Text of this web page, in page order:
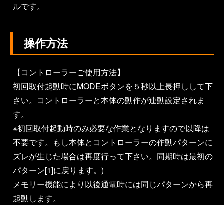
ルです。
操作方法
【コントローラーご使用方法】
初回取付起動時にMODEボタンを５秒以上長押しして下
さい。コントローラーと本体の動作が連動設定されま
す。
※初回取付起動時のみ必要な作業となりますので以降は
不要です。もし本体とコントローラーの作動パターンに
ズレが生じた場合は再度行って下さい。同期時は最初の
パターン[1]に戻ります。)
メモリー機能により以後通電時には同じパターンから再
起動します。